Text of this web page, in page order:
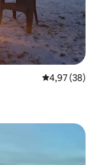
Середня
4,97 (38)